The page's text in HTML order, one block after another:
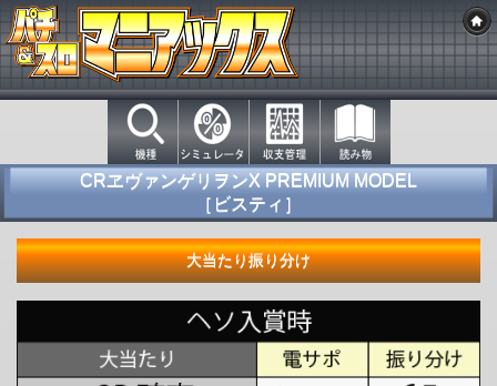
CRヱヴァンゲリヲンX PREMIUM MODEL
［ビスティ］
大当たり振り分け